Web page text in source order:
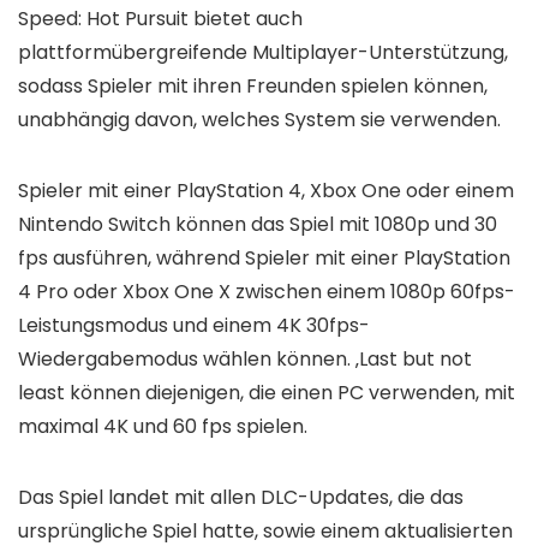
Speed: Hot Pursuit bietet auch
plattformübergreifende Multiplayer-Unterstützung,
sodass Spieler mit ihren Freunden spielen können,
unabhängig davon, welches System sie verwenden.
Spieler mit einer PlayStation 4, Xbox One oder einem
Nintendo Switch können das Spiel mit 1080p und 30
fps ausführen, während Spieler mit einer PlayStation
4 Pro oder Xbox One X zwischen einem 1080p 60fps-
Leistungsmodus und einem 4K 30fps-
Wiedergabemodus wählen können. ‚Last but not
least können diejenigen, die einen PC verwenden, mit
maximal 4K und 60 fps spielen.
Das Spiel landet mit allen DLC-Updates, die das
ursprüngliche Spiel hatte, sowie einem aktualisierten